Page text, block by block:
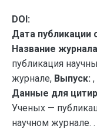
DOI:
Дата публикации
Название
публикация
журнале, Выпуск: ,
Данные для
Ученых —
научном журнале. .